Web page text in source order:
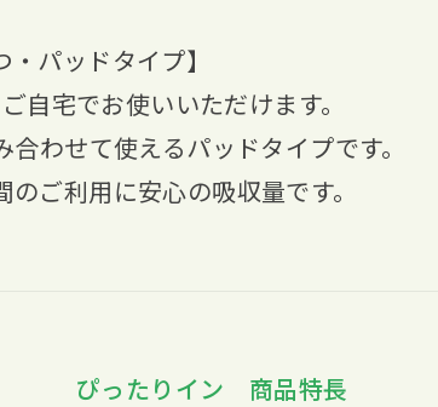
・パッドタイプ】
自宅でお使いいただけます。
わせて使えるパッドタイプです。
ご利用に安心の吸収量です。
ぴったりイン 商品特長